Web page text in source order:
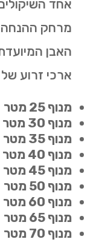
אחד
מרחק
האבן
ארכי זרוע של
מנוף 25 מטר
מנוף 30 מטר
מנוף 35 מטר
מנוף 40 מטר
מנוף 45 מטר
מנוף 50 מטר
מנוף 60 מטר
מנוף 65 מטר
מנוף 70 מטר